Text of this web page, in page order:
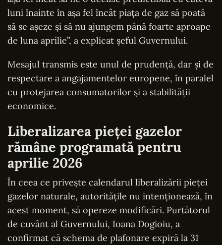
luni înainte în așa fel încât piața de gaz să poată
să se așeze și să nu ajungem până foarte aproape
de luna aprilie”, a explicat șeful Guvernului.
Mesajul transmis este unul de prudență, dar și de
respectare a angajamentelor europene, în paralel
cu protejarea consumatorilor și a stabilității
economice.
Liberalizarea pieței gazelor
rămâne programată pentru
aprilie 2026
În ceea ce privește calendarul liberalizării pieței
gazelor naturale, autoritățile nu intenționează, în
acest moment, să opereze modificări. Purtătorul
de cuvânt al Guvernului, Ioana Dogioiu, a
confirmat că schema de plafonare expiră la 31